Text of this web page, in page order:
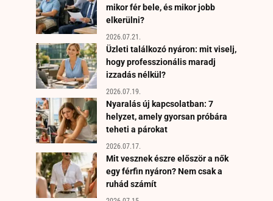
mikor fér bele, és mikor jobb
elkerülni?
2026.07.21.
Üzleti találkozó nyáron: mit viselj,
hogy professzionális maradj
izzadás nélkül?
2026.07.19.
Nyaralás új kapcsolatban: 7
helyzet, amely gyorsan próbára
teheti a párokat
2026.07.17.
Mit vesznek észre először a nők
egy férfin nyáron? Nem csak a
ruhád számít